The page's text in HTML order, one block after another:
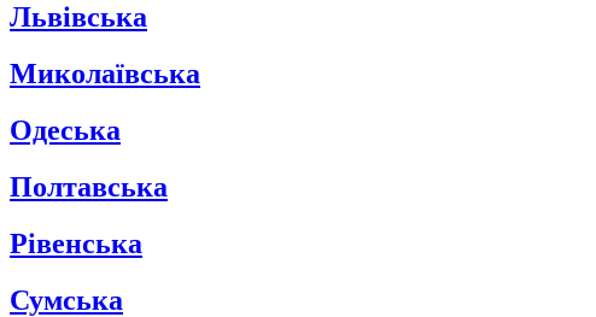
Львівська
Миколаївська
Одеська
Полтавська
Рівенська
Сумська